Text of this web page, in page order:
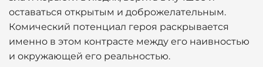
оставаться открытым и доброжелательным.
Комический потенциал героя раскрывается
именно в этом контрасте между его наивностью
и окружающей его реальностью.